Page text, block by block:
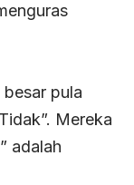
pula
Mereka
adalah